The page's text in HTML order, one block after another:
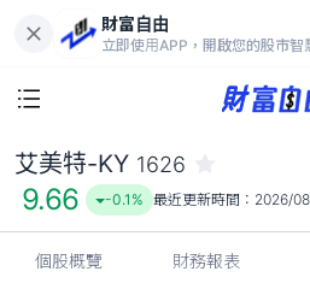
財富自由
立即使用APP，開啟您的股市智
9.66
-0.1%
艾美特-KY 1626
9.66 -0.1% 最近更新時間： 2026/
個股概覽 財務報表